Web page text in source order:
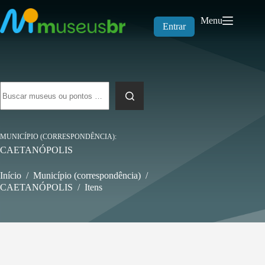
para
o
conteúdo
Entrar
Menu
resultados
MUNICÍPIO (CORRESPONDÊNCIA)
CAETANÓPOLIS
Início / Município (correspondência) /
CAETANÓPOLIS / Itens